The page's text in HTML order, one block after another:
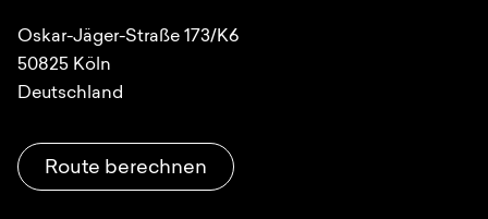
Oskar-Jäger-Straße 173/K6
50825 Köln
Deutschland
Route berechnen